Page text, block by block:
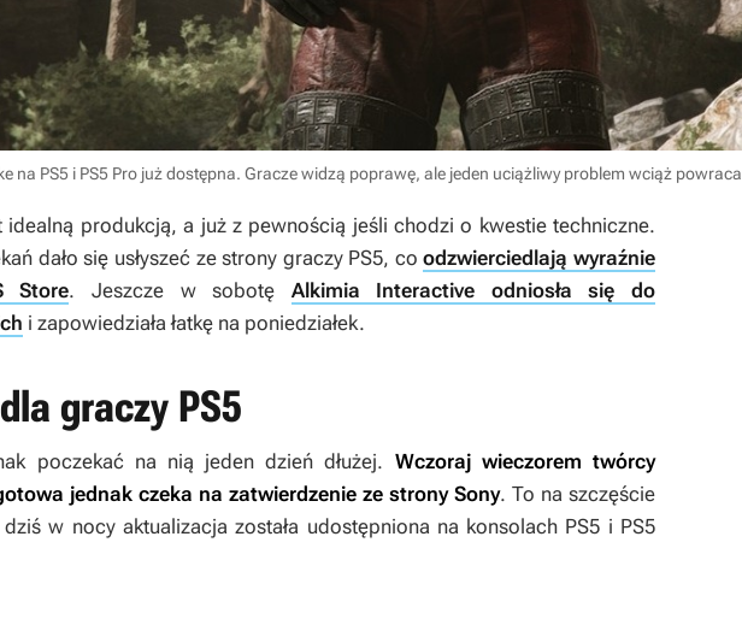
na PS5 i PS5 Pro już dostępna. Gracze widzą poprawę, ale jeden uciążliwy problem wciąż powraca
idealną produkcją, a już z pewnością jeśli chodzi o kwestie techniczne.
dało się usłyszeć ze strony graczy PS5, coodzwierciedlają wyraźnie
Store. Jeszcze w sobotę Alkimia Interactive odniosła się do
i zapowiedziała łatkę na poniedziałek.
graczy PS5
poczekać na nią jeden dzień dłużej. Wczoraj wieczorem twórcy
jednak czeka na zatwierdzenie ze strony Sony. To na szczęście
w nocy aktualizacja została udostępniona na konsolach PS5 i PS5